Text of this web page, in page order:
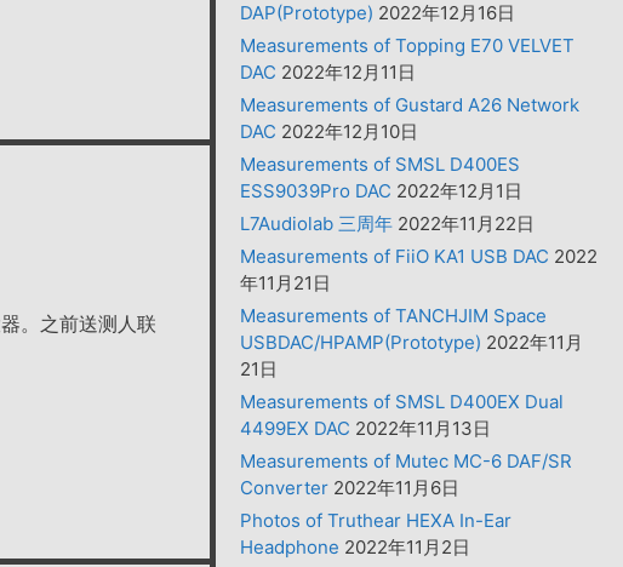
。之前送测人联
DAP(Prototype) 2022年12月16日
Measurements of Topping E70 VELVET
DAC 2022年12月11日
Measurements of Gustard A26 Network
DAC 2022年12月10日
Measurements of SMSL D400ES
ESS9039Pro DAC 2022年12月1日
L7Audiolab 三周年 2022年11月22日
Measurements of FiiO KA1 USB DAC 2022
年11月21日
Measurements of TANCHJIM Space
USBDAC/HPAMP(Prototype) 2022年11月
21日
Measurements of SMSL D400EX Dual
4499EX DAC 2022年11月13日
Measurements of Mutec MC-6 DAF/SR
Converter 2022年11月6日
Photos of Truthear HEXA In-Ear
Headphone 2022年11月2日